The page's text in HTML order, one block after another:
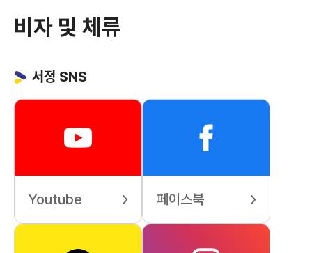
비자 및 체류
서정 SNS
Youtube 페이스북